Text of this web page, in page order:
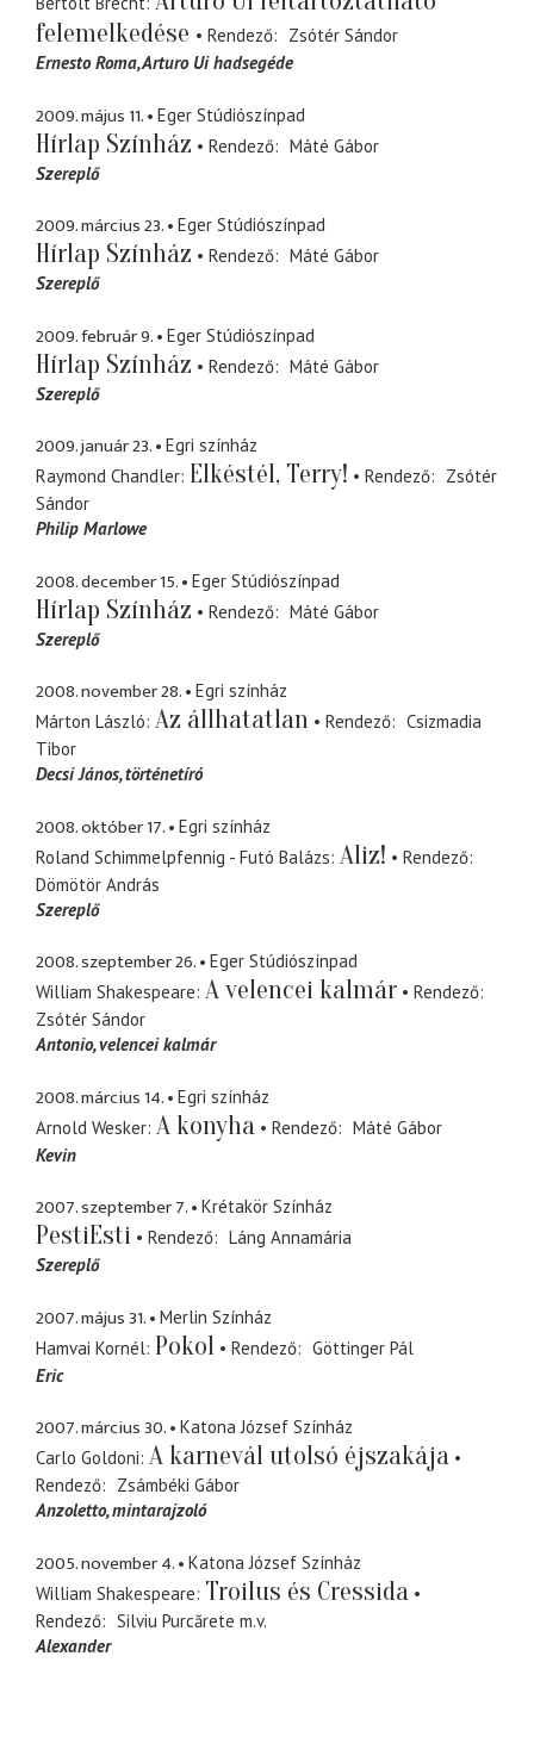
felemelkedése
Rendező
Zsótér Sándor
Ernesto Roma Arturo Ui hadsegéde
2009. május 11. Eger Stúdiószínpad
Hírlap Színház Rendező
Máté Gábor
Szereplő
2009. március 23. Eger Stúdiószínpad
Hírlap Színház Rendező
Máté Gábor
Szereplő
2009. február 9. Eger Stúdiószínpad
Hírlap Színház Rendező
Máté Gábor
Szereplő
2009. január 23.
Egri színház
Raymond Chandler Elkéstél, Terry! Rendező
Zsótér
Sándor
Philip Marlowe
2008. december 15. Eger Stúdiószínpad
Hírlap Színház Rendező
Máté Gábor
Szereplő
2008. november 28.
Egri színház
Márton László Az állhatatlan Rendező
Csizmadia
Tibor
Decsi János történetíró
2008. október 17.
Egri színház
Roland Schimmelpfennig - Futó Balázs Aliz!
Rendező
Dömötör András
Szereplő
2008. szeptember 26.
Eger Stúdiószínpad
William Shakespeare A velencei kalmár
Rendező
Zsótér Sándor
Antonio velencei kalmár
2008. március 14.
Egri színház
Arnold Wesker A konyha Rendező
Máté Gábor
Kevin
2007. szeptember 7. Krétakör Színház
PestiEsti Rendező
Láng Annamária
Szereplő
2007. május 31.
Merlin Színház
Hamvai Kornél Pokol Rendező
Göttinger Pál
Eric
2007. március 30.
Katona József Színház
Carlo Goldoni A karnevál utolsó éjszakája
Rendező
Zsámbéki Gábor
Anzoletto mintarajzoló
2005. november 4.
Katona József Színház
William Shakespeare Troilus és Cressida
Rendező Silviu Purcărete m.v.
Alexander